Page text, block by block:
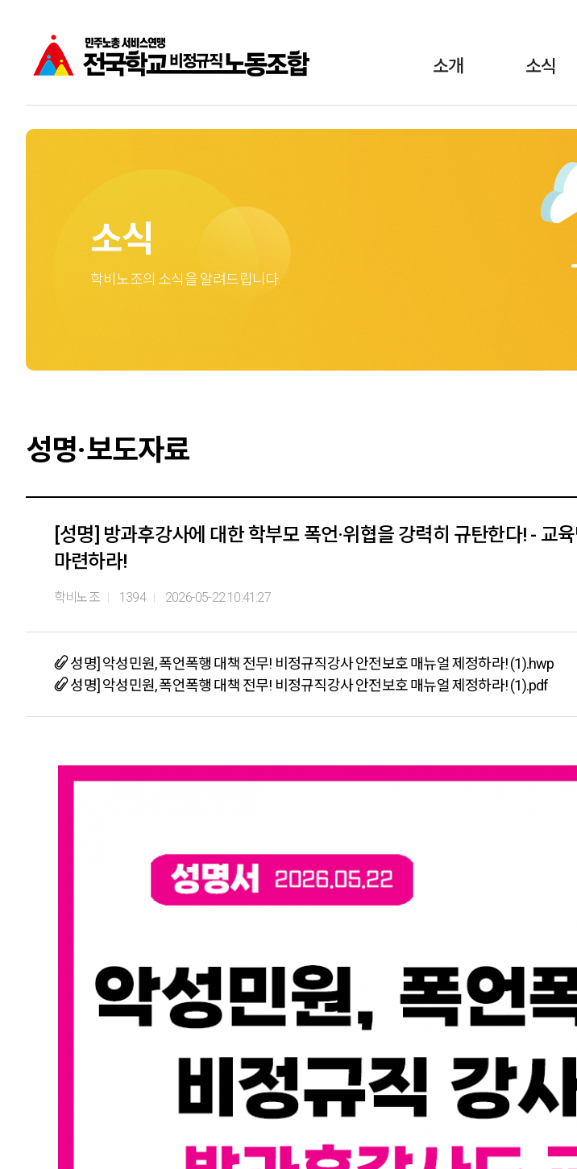
소개 소식
소식
학비노조의 소식을 알려드립니다.
성명·보도자료
[성명] 방과후강사에 대한 학부모 폭언·위협을 강력히 규탄한다! - 교
마련하라!
학비노조 1394 2026-05-22 10:41:27
성명] 악성민원, 폭언폭행 대책 전무! 비정규직강사 안전보호 매뉴얼 제정하라! (1).hwp
성명] 악성민원, 폭언폭행 대책 전무! 비정규직강사 안전보호 매뉴얼 제정하라! (1).pdf